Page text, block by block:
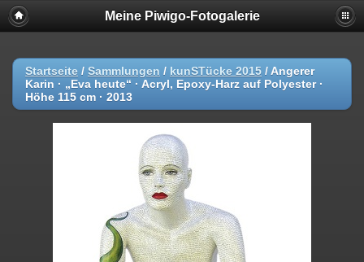
Meine Piwigo-Fotogalerie
Startseite / Sammlungen / kunSTücke 2015 / Angerer
Karin · „Eva heute“ · Acryl, Epoxy-Harz auf Polyester ·
Höhe 115 cm · 2013